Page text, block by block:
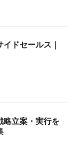
ドセールス｜
略立案・実行を